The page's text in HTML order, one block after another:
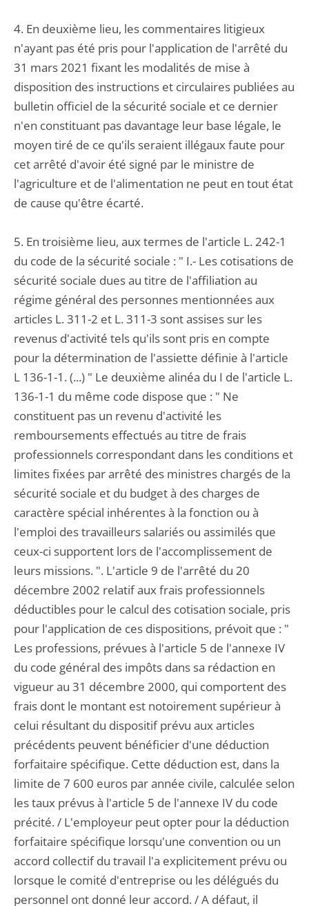
4. En deuxième lieu, les commentaires litigieux
n'ayant pas été pris pour l'application de l'arrêté du
31 mars 2021 fixant les modalités de mise à
disposition des instructions et circulaires publiées au
bulletin officiel de la sécurité sociale et ce dernier
n'en constituant pas davantage leur base légale, le
moyen tiré de ce qu'ils seraient illégaux faute pour
cet arrêté d'avoir été signé par le ministre de
l'agriculture et de l'alimentation ne peut en tout état
de cause qu'être écarté.
5. En troisième lieu, aux termes de l'article L. 242-1
du code de la sécurité sociale : " I.- Les cotisations de
sécurité sociale dues au titre de l'affiliation au
régime général des personnes mentionnées aux
articles L. 311-2 et L. 311-3 sont assises sur les
revenus d'activité tels qu'ils sont pris en compte
pour la détermination de l'assiette définie à l'article
L 136-1-1. (...) " Le deuxième alinéa du I de l'article L.
136-1-1 du même code dispose que : " Ne
constituent pas un revenu d'activité les
remboursements effectués au titre de frais
professionnels correspondant dans les conditions et
limites fixées par arrêté des ministres chargés de la
sécurité sociale et du budget à des charges de
caractère spécial inhérentes à la fonction ou à
l'emploi des travailleurs salariés ou assimilés que
ceux-ci supportent lors de l'accomplissement de
leurs missions. ". L'article 9 de l'arrêté du 20
décembre 2002 relatif aux frais professionnels
déductibles pour le calcul des cotisation sociale, pris
pour l'application de ces dispositions, prévoit que : "
Les professions, prévues à l'article 5 de l'annexe IV
du code général des impôts dans sa rédaction en
vigueur au 31 décembre 2000, qui comportent des
frais dont le montant est notoirement supérieur à
celui résultant du dispositif prévu aux articles
précédents peuvent bénéficier d'une déduction
forfaitaire spécifique. Cette déduction est, dans la
limite de 7 600 euros par année civile, calculée selon
les taux prévus à l'article 5 de l'annexe IV du code
précité. / L'employeur peut opter pour la déduction
forfaitaire spécifique lorsqu'une convention ou un
accord collectif du travail l'a explicitement prévu ou
lorsque le comité d'entreprise ou les délégués du
personnel ont donné leur accord. / A défaut, il